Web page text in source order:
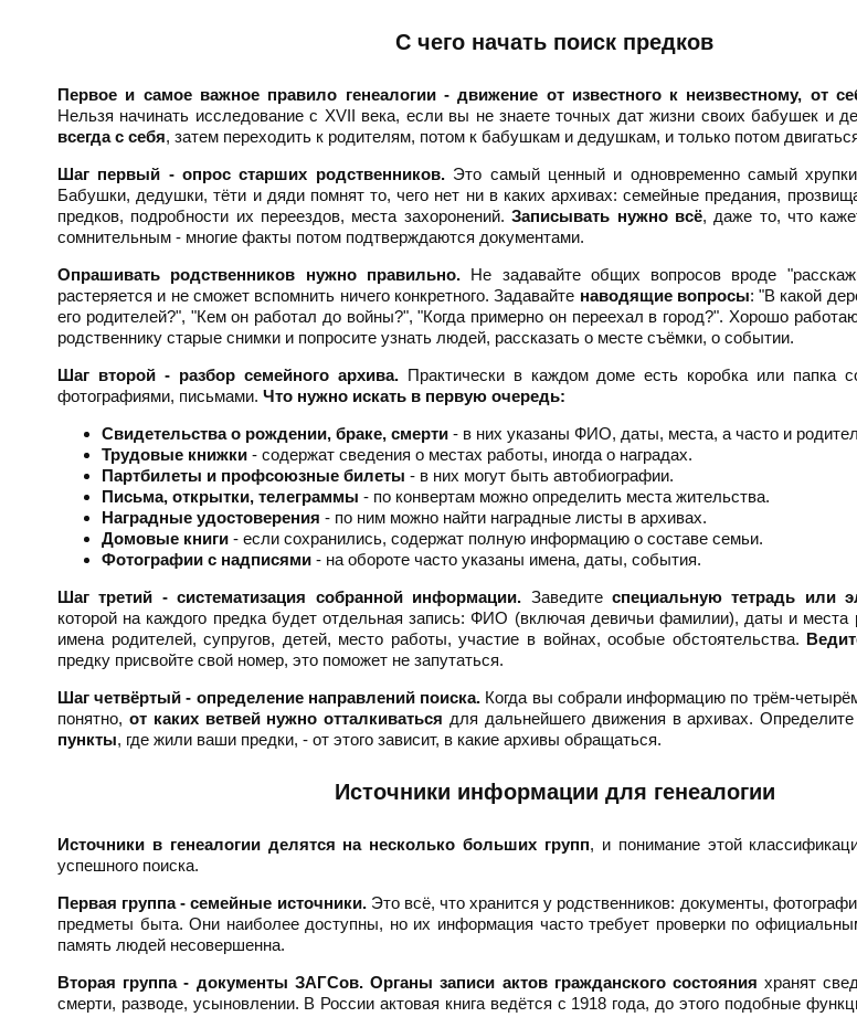
С чего начать поиск предков
Первое и самое важное правило генеалогии - движение от известного к неизвестному, от
Нельзя начинать исследование с XVII века, если вы не знаете точных дат жизни своих бабушек и
всегда с себя, затем переходить к родителям, потом к бабушкам и дедушкам, и только потом
Шаг первый - опрос старших родственников.Это самый ценный и одновременно самый
Бабушки, дедушки, тёти и дяди помнят то, чего нет ни в каких архивах: семейные предания,
предков, подробности их переездов, места захоронений.Записывать нужно всё, даже то, что
сомнительным - многие факты потом подтверждаются документами.
Опрашивать родственников нужно правильно.Не задавайте общих вопросов вроде
растеряется и не сможет вспомнить ничего конкретного. Задавайте наводящие вопросы: "В какой
его родителей?", "Кем он работал до войны?", "Когда примерно он переехал в город?". Хорошо
родственнику старые снимки и попросите узнать людей, рассказать о месте съёмки, о событии.
Шаг второй - разбор семейного архива.Практически в каждом доме есть коробка или папка
фотографиями, письмами. Что нужно искать в первую очередь:
Свидетельства о рождении, браке, смерти - в них указаны ФИО, даты, места, а часто и
Трудовые книжки - содержат сведения о местах работы, иногда о наградах.
Партбилеты и профсоюзные билеты - в них могут быть автобиографии.
Письма, открытки, телеграммы - по конвертам можно определить места жительства.
Наградные удостоверения - по ним можно найти наградные листы в архивах.
Домовые книги - если сохранились, содержат полную информацию о составе семьи.
Фотографии с надписями - на обороте часто указаны имена, даты, события.
Шаг третий - систематизация собранной информации. Заведите специальную тетрадь или
которой на каждого предка будет отдельная запись: ФИО (включая девичьи фамилии), даты и места
имена родителей, супругов, детей, место работы, участие в войнах, особые обстоятельства.
предку присвойте свой номер, это поможет не запутаться.
Шаг четвёртый - определение направлений поиска. Когда вы собрали информацию по трём-
понятно, от каких ветвей нужно отталкиваться для дальнейшего движения в архивах. Определите
пункты, где жили ваши предки, - от этого зависит, в какие архивы обращаться.
Источники информации для генеалогии
Источники в генеалогии делятся на несколько больших групп, и понимание этой
успешного поиска.
Первая группа - семейные источники.Это всё, что хранится у родственников: документы,
предметы быта. Они наиболее доступны, но их информация часто требует проверки по
память людей несовершенна.
Вторая группа - документы ЗАГСов. Органы записи актов гражданского состояния хранят
смерти, разводе, усыновлении. В России актовая книга ведётся с 1918 года, до этого подобные